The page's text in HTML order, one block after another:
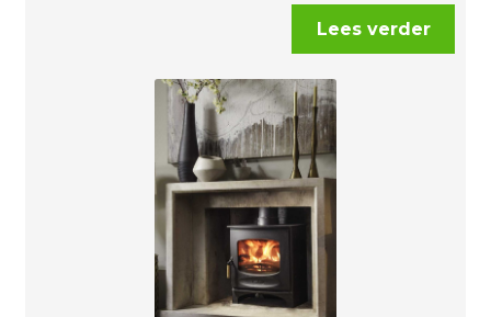
Lees verder